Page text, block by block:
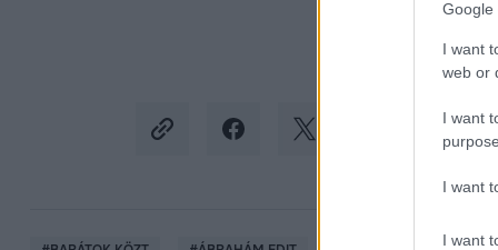
Google
I want
web or
I want
I want
I want